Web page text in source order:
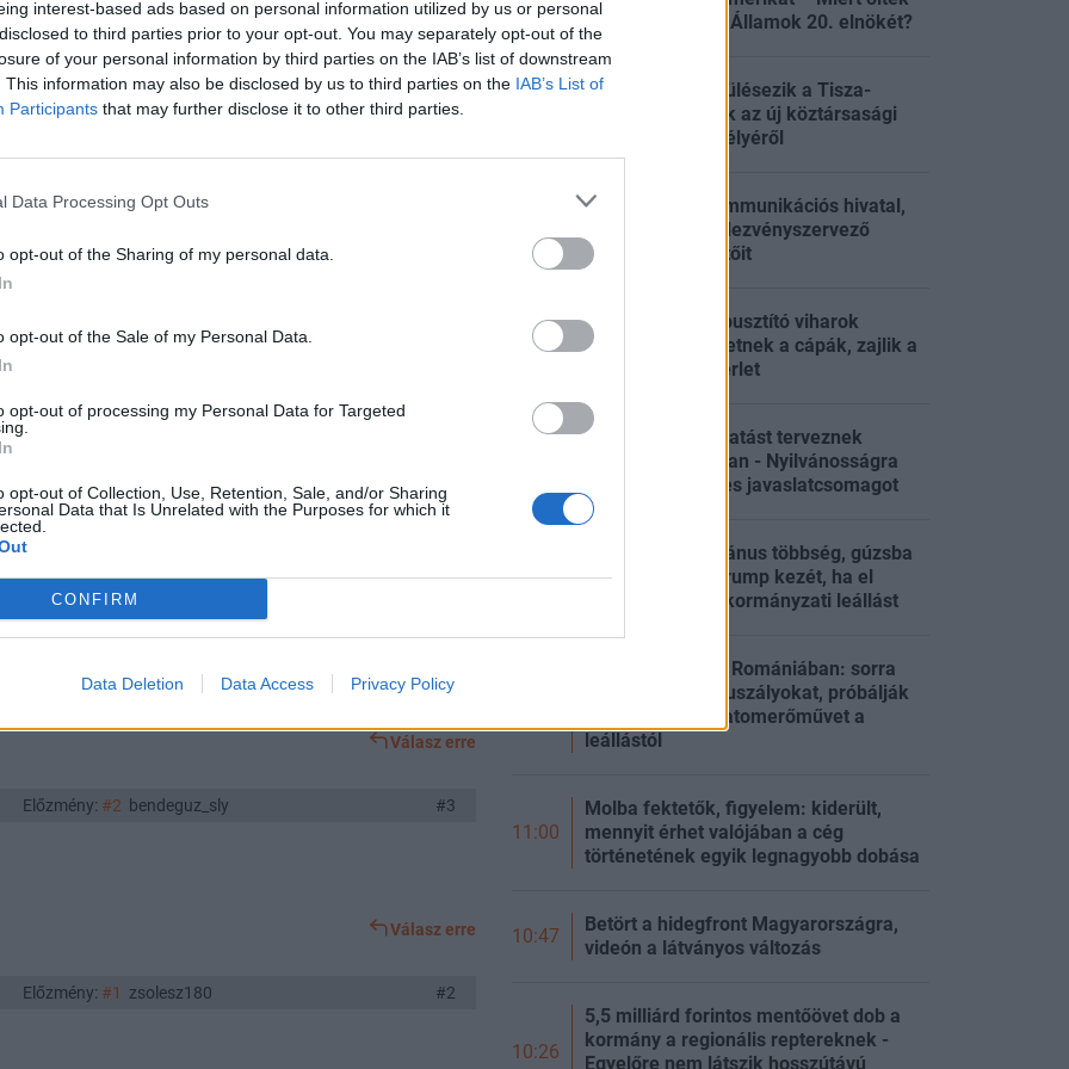
interest-based ads based on personal information utilized by us or personal
to third parties prior to your opt-out. You may separately opt-out of the
of your personal information by third parties on the IAB’s list of downstream
This information may also be disclosed by us to third parties on the IAB’s List of
Participants that may further disclose it to other third parties.
Data Processing Opt Outs
opt-out of the Sharing of my personal data.
opt-out of the Sale of my Personal Data.
opt-out of processing my Personal Data for Targeted
opt-out of Collection, Use, Retention, Sale, and/or Sharing
Data that Is Unrelated with the Purposes for which it
CONFIRM
Data Deletion Data Access Privacy Policy
Előzmény:#7Zsimo #8
Válasz erre
Előzmény:#4bendeguz_sly #5
Válasz erre
Válasz erre
Előzmény: #2 bendeguz_sly #3
Válasz erre
Előzmény: #1 zsolesz180 #2
meg az Egyesült Államok 20. elnökét?
Tisza-kormány: ülésezik a Tisza-
frakció, döntenek az új köztársasági
elnökjelölt személyéről
Leváltották a kommunikációs hivatal,
és az állami rendezvényszervező
ügynökség vezetőit
11:51
Friss kutatás: a pusztító viharok
előrejelzései lehetnek a cápák, zajlik a
tudományos kísérlet
Gyökeres változtatást terveznek
magyar iskolákban - Nyilvánosságra
hozták a részletes javaslatcsomagot
11:23
Hiába a republikánus többség, gúzsba
kötnék Donald Trump kezét, ha el
akarja kerülni a kormányzati leállást
Drasztikus lépés Romániában: sorra
süllyesztik el az uszályokat, próbálják
megmenteni az atomerőművet a
leállástól
11:00
Molba fektetők, figyelem: kiderült,
mennyit érhet valójában a cég
történetének egyik legnagyobb dobása
10:47
Betört a hidegfront Magyarországra,
videón a látványos változás
10:26
5,5 milliárd forintos mentőövet dob a
kormány a regionális reptereknek -
Egyelőre nem látszik hosszútávú